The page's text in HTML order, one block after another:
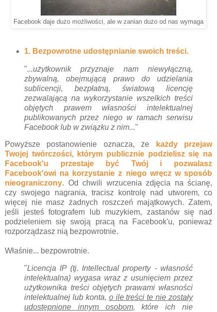
Facebook daje dużo możliwości, ale w zanian dużo od nas wymaga
1. Bezpowrotne udostępnianie swoich treści.
"...użytkownik przyznaje nam niewyłączną,
zbywalną, obejmującą prawo do udzielania
sublicencji, bezpłatną, światową licencję
zezwalającą na wykorzystanie wszelkich treści
objętych prawem własności intelektualnej
publikowanych przez niego w ramach serwisu
Facebook lub w związku z nim..."
Powyższe postanowienie oznacza, że
każdy przejaw
Twojej twórczości, którym publicznie podzielisz się na
Facebook'u przestaje być Twój i pozwalasz
Facebook'owi na korzystanie z niego wręcz w sposób
nieograniczony. Od chwili wrzucenia zdjęcia na ścianę,
czy swojego nagrania, tracisz kontrolę nad utworem, co
więcej nie masz żadnych roszczeń majątkowych. Zatem,
jeśli jesteś fotografem lub muzykiem, zastanów się nad
podzieleniem się swoją pracą na Facebook'u, ponieważ
rozporządzasz nią bezpowrotnie.
Właśnie... bezpowrotnie.
"Licencja IP (tj. Intellectual property - własność
intelektualna) wygasa wraz z usunięciem przez
użytkownika treści objętych prawami własności
intelektualnej lub konta, o ile treści te nie zostały
udostępnione innym osobom, które ich nie